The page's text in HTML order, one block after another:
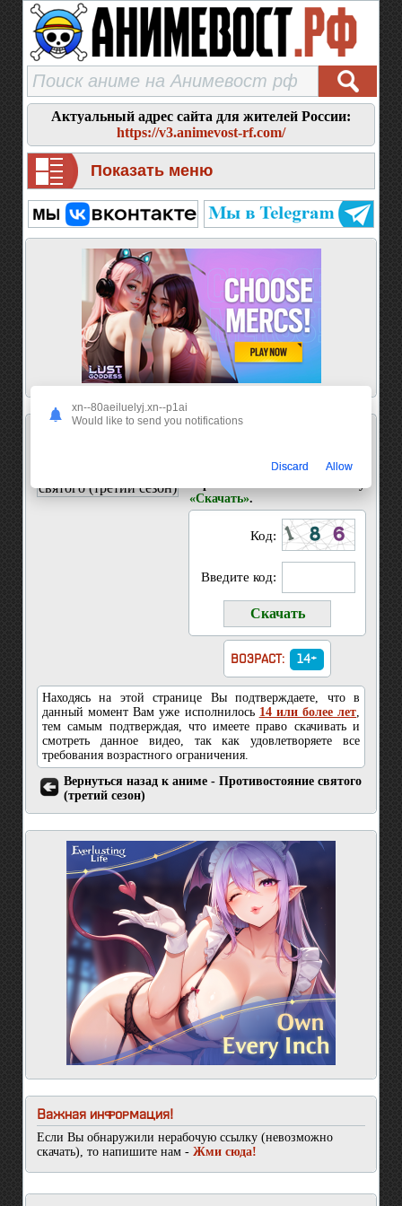
Актуальный адрес сайта для жителей России:
https://v3.animevost-rf.com/
Показать меню
Введите код показанный на
«Скачать».
Код:
Введите код:
ВОЗРАСТ: 14+
Находясь на этой странице Вы подтверждаете, что в
данный момент Вам уже исполнилось 14 или более лет,
тем самым подтверждая, что имеете право скачивать и
смотреть данное видео, так как удовлетворяете все
требования возрастного ограничения.
Вернуться назад к аниме - Противостояние святого
(третий сезон)
Важная информация!
Если Вы обнаружили нерабочую ссылку (невозможно
скачать), то напишите нам - Жми сюда!
xn--80aeiluelyj.xn--p1ai
Would like to send you notifications
Discard Allow